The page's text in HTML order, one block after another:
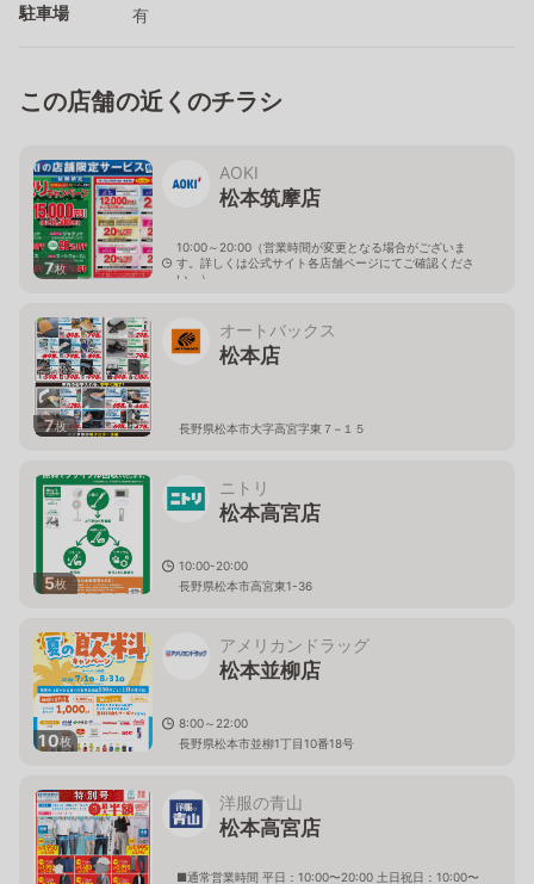
駐車場 有
この店舗の近くのチラシ
7枚
AOKI
松本筑摩店
10:00～20:00（営業時間が変更となる場合がございま
す。詳しくは公式サイト各店舗ページにてご確認くださ
い。）
7枚
オートバックス
松本店
長野県松本市大字高宮字東７−１５
5枚
ニトリ
松本高宮店
10:00-20:00
長野県松本市高宮東1-36
10枚
アメリカンドラッグ
松本並柳店
8:00～22:00
長野県松本市並柳1丁目10番18号
洋服の青山
松本高宮店
■通常営業時間 平日：10:00〜20:00 土日祝日：10:00〜